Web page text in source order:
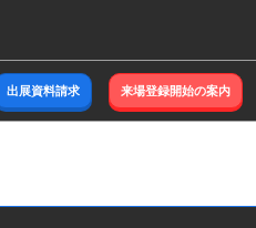
出展資料請求 来場登録開始の案内